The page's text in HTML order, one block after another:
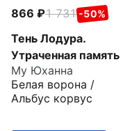
866 1 731 -50%
Тень Лодура.
Утраченная память
Му Юханна
Белая ворона /
Альбус корвус